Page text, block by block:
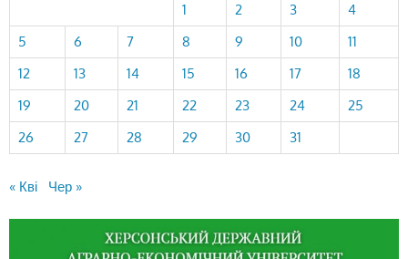
1
2 3
4
5
6 7 8 9 10
11
12
13 14 15 16 17
18
19
20 21 22 23 24
25
26
27 28 29 30 31
« Кві Чер »